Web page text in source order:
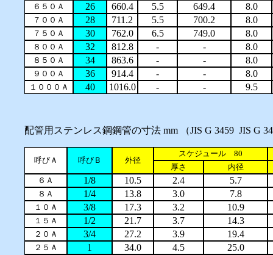
６５０Ａ 26 660.4 5.5 649.4 8.0
７００Ａ 28 711.2 5.5 700.2 8.0
７５０Ａ 30 762.0 6.5 749.0 8.0
８００Ａ 32 812.8 - - 8.0
８５０Ａ 34 863.6 - - 8.0
９００Ａ 36 914.4 - - 8.0
１０００Ａ 40 1016.0 - - 9.5
配管用ステンレス鋼鋼管の寸法 mm （JIS G 3459 JIS G
呼びＡ 呼びＢ 外径
スケジュール 80
厚さ
内径
６Ａ
1/8 10.5 2.4 5.7
８Ａ 1/4 13.8 3.0 7.8
１０Ａ 3/8 17.3 3.2 10.9
１５Ａ 1/2 21.7 3.7 14.3
２０Ａ 3/4 27.2 3.9 19.4
２５Ａ 1 34.0 4.5 25.0